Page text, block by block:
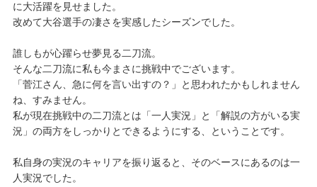
に大活躍を見せました。
改めて大谷選手の凄さを実感したシーズンでした。
誰しもが心躍らせ夢見る二刀流。
そんな二刀流に私も今まさに挑戦中でございます。
「菅江さん、急に何を言い出すの？」と思われたかもしれません
ね、すみません。
私が現在挑戦中の二刀流とは「一人実況」と「解説の方がいる実
況」の両方をしっかりとできるようにする、ということです。
私自身の実況のキャリアを振り返ると、そのベースにあるのは一
人実況でした。